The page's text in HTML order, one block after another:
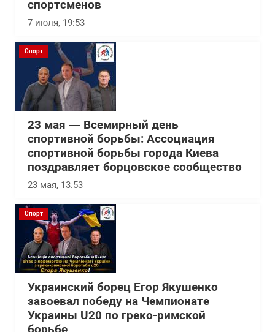
спортсменов
7 июля, 19:53
Спорт
23 мая — Всемирный день
спортивной борьбы: Ассоциация
спортивной борьбы города Киева
поздравляет борцовское сообщество
23 мая, 13:53
Спорт
Украинский борец Егор Якушенко
завоевал победу на Чемпионате
Украины U20 по греко-римской